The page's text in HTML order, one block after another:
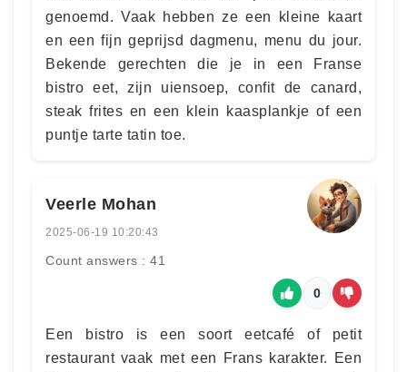
genoemd. Vaak hebben ze een kleine kaart
en een fijn geprijsd dagmenu, menu du jour.
Bekende gerechten die je in een Franse
bistro eet, zijn uiensoep, confit de canard,
steak frites en een klein kaasplankje of een
puntje tarte tatin toe.
Veerle Mohan
2025-06-19 10:20:43
Count answers : 41
0
Een bistro is een soort eetcafé of petit
restaurant vaak met een Frans karakter. Een